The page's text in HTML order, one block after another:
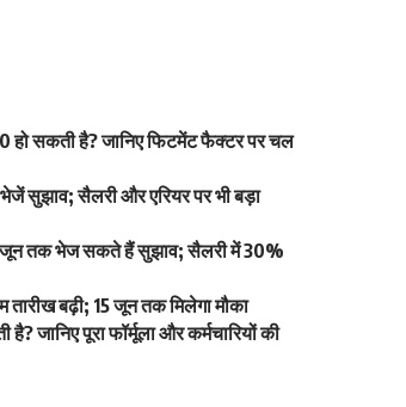
सकती है? जानिए फिटमेंट फैक्टर पर चल
सुझाव; सैलरी और एरियर पर भी बड़ा
जून तक भेज सकते हैं सुझाव; सैलरी में 30%
बढ़ी; 15 जून तक मिलेगा मौका
पूरा फॉर्मूला और कर्मचारियों की